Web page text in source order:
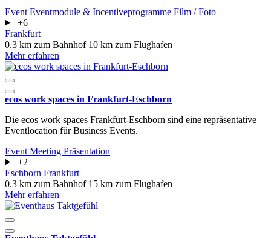
Event Eventmodule & Incentiveprogramme Film / Foto
+6
Frankfurt
0.3 km zum Bahnhof 10 km zum Flughafen
Mehr erfahren
ecos work spaces in Frankfurt-Eschborn
Die ecos work spaces Frankfurt-Eschborn sind eine repräsentative
Eventlocation für Business Events.
Event Meeting Präsentation
+2
Eschborn Frankfurt
0.3 km zum Bahnhof 15 km zum Flughafen
Mehr erfahren